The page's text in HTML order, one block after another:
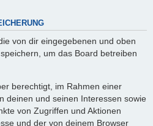
von dir eingegebenen und oben
um das Board betreiben
berechtigt, im Rahmen einer
deinen und seinen Interessen sowie
von Zugriffen und Aktionen
und der von deinem Browser